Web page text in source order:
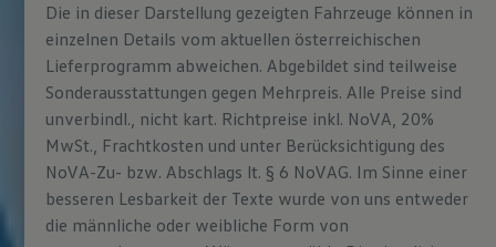
Die in dieser Darstellung gezeigten Fahrzeuge können in
einzelnen Details vom aktuellen österreichischen
Lieferprogramm abweichen. Abgebildet sind teilweise
Sonderausstattungen gegen Mehrpreis. Alle Preise sind
unverbindl., nicht kart. Richtpreise inkl. NoVA, 20%
MwSt., Frachtkosten und unter Berücksichtigung des
NoVA-Zu- bzw. Abschlags lt. § 6 NoVAG. Im Sinne einer
besseren Lesbarkeit der Texte wurde von uns entweder
die männliche oder weibliche Form von